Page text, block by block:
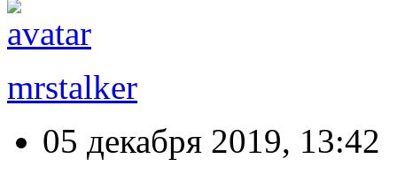
mrstalker
05 декабря 2019, 13:42